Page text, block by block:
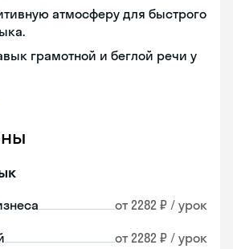
атмосферу для быстрого
грамотной и беглой речи у
от 2282 ₽ / урок
от 2282 ₽ / урок